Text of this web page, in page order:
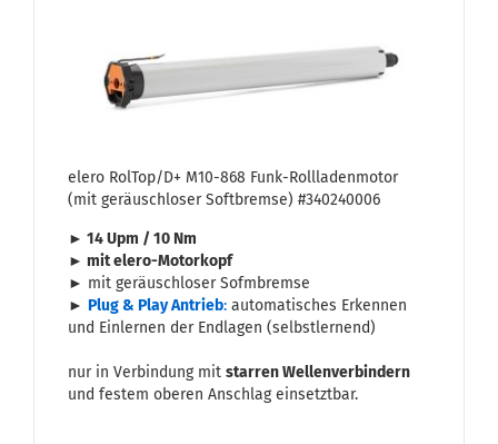
elero Rol­Top/D+ M10-​868 Funk-​Roll­la­den­mo­tor
(mit ge­räusch­lo­ser Soft­brem­se) #340240006
► 14 Upm / 10 Nm
► mit elero-​Motorkopf
► mit ge­räusch­lo­ser Sof­m­brem­se
► Plug & Play An­trieb: au­to­ma­ti­sches Er­ken­nen
und Ein­ler­nen der End­la­gen (selbst­ler­nend)
nur in Ver­bin­dung mit star­ren Wel­len­ver­bin­dern
und fes­tem obe­ren An­schlag ein­setzt­bar.